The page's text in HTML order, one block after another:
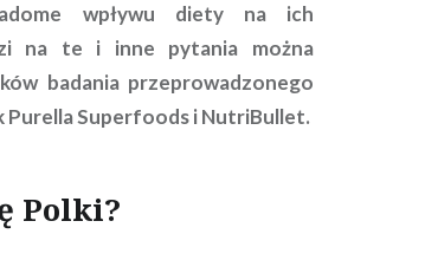
wpływu diety na ich
na te i inne pytania można
badania przeprowadzonego
Purella Superfoods i NutriBullet.
Polki?